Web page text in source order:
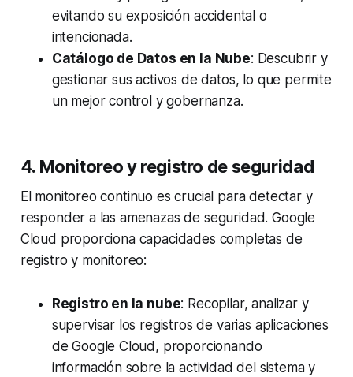
evitando su exposición accidental o
intencionada.
Catálogo de Datos en la Nube: Descubrir y
gestionar sus activos de datos, lo que permite
un mejor control y gobernanza.
4. Monitoreo y registro de seguridad
El monitoreo continuo es crucial para detectar y
responder a las amenazas de seguridad. Google
Cloud proporciona capacidades completas de
registro y monitoreo:
Registro en la nube: Recopilar, analizar y
supervisar los registros de varias aplicaciones
de Google Cloud, proporcionando
información sobre la actividad del sistema y